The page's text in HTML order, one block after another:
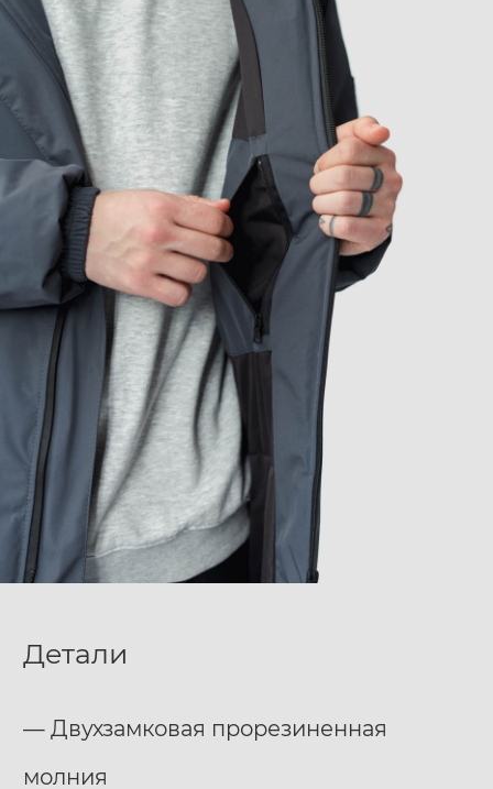
Детали
— Двухзамковая прорезиненная
молния